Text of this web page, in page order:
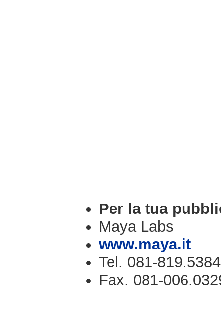
Per la tua
Maya Labs
www.maya.it
Tel. 081-819.5384
Fax. 081-